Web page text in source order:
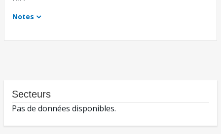
Notes
Secteurs
Pas de données disponibles.